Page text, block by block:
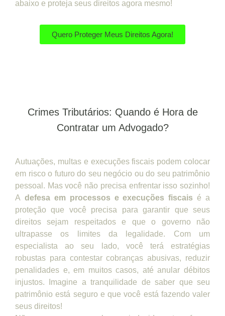
abaixo e proteja seus direitos agora mesmo!
Quero Proteger Meus Direitos Agora!
Crimes Tributários: Quando é Hora de
Contratar um Advogado?
Autuações, multas e execuções fiscais podem colocar
em risco o futuro do seu negócio ou do seu patrimônio
pessoal. Mas você não precisa enfrentar isso sozinho!
A defesa em processos e execuções fiscais é a
proteção que você precisa para garantir que seus
direitos sejam respeitados e que o governo não
ultrapasse os limites da legalidade. Com um
especialista ao seu lado, você terá estratégias
robustas para contestar cobranças abusivas, reduzir
penalidades e, em muitos casos, até anular débitos
injustos. Imagine a tranquilidade de saber que seu
patrimônio está seguro e que você está fazendo valer
seus direitos!